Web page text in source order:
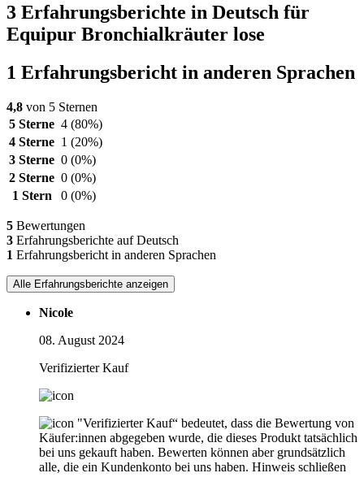
3 Erfahrungsberichte in Deutsch für
Equipur Bronchialkräuter lose
1 Erfahrungsbericht in anderen Sprachen
4,8 von 5 Sternen
5 Sterne 4 (80%)
4 Sterne 1 (20%)
3 Sterne 0 (0%)
2 Sterne 0 (0%)
1 Stern
0 (0%)
5 Bewertungen
3 Erfahrungsberichte auf Deutsch
1 Erfahrungsbericht in anderen Sprachen
Alle Erfahrungsberichte anzeigen
Nicole
08. August 2024
Verifizierter Kauf
"Verifizierter Kauf“ bedeutet, dass die Bewertung von
Käufer:innen abgegeben wurde, die dieses Produkt tatsächlich
bei uns gekauft haben. Bewerten können aber grundsätzlich
alle, die ein Kundenkonto bei uns haben. Hinweis schließen